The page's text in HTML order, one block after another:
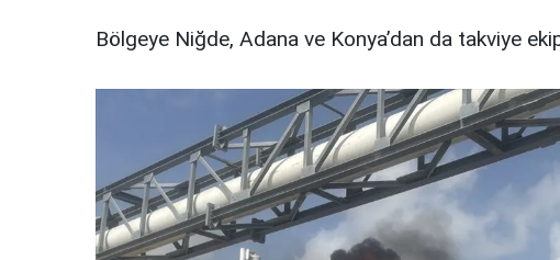
Bölgeye Niğde, Adana ve Konya’dan da takviye